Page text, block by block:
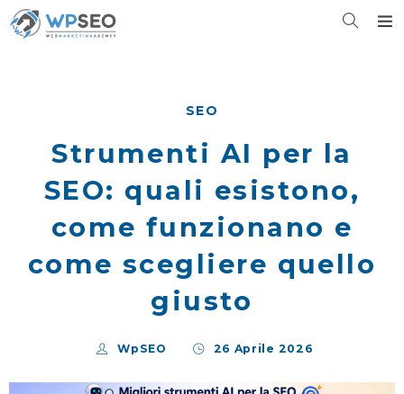
SEO
Strumenti AI per la
SEO: quali esistono,
come funzionano e
come scegliere quello
giusto
WpSEO 26 Aprile 2026